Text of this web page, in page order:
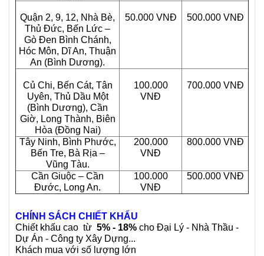
Quận 2, 9, 12, Nhà Bè,
Thủ Đức, Bến Lức –
Gò Đen Bình Chánh,
Hóc Môn, Dĩ An, Thuận
An (Bình Dương).
50.000 VNĐ 500.000 VNĐ
Củ Chi, Bến Cát, Tân
Uyên, Thủ Dầu Một
(Bình Dương), Cần
Giờ, Long Thành, Biên
Hòa (Đồng Nai)
100.000
VNĐ
700.000 VNĐ
Tây Ninh, Bình Phước,
Bến Tre, Bà Rịa –
Vũng Tàu.
200.000
VNĐ
800.000 VNĐ
Cần Giuộc – Cần
Đước, Long An.
100.000
VNĐ
500.000 VNĐ
CHÍNH SÁCH CHIẾT KHẤU
Chiết khấu cao từ 5% - 18% cho Đại Lý - Nhà Thầu -
Dự Án - Công ty Xây Dựng...
Khách mua với số lượng lớn